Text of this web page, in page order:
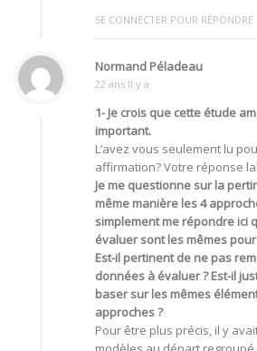
SE CONNECTER POUR RÉPONDRE
Normand Péladeau
22 ans Il y a
1- Je crois que cette étude
important.
L’avez vous seulement lu
affirmation? Votre réponse
Je me questionne sur la
même manière les 4
simplement me répondre ici
évaluer sont les mêmes
Est-il pertinent de ne pas
données à évaluer ? Est-il
baser sur les mêmes
approches ?
Pour être plus précis, il y